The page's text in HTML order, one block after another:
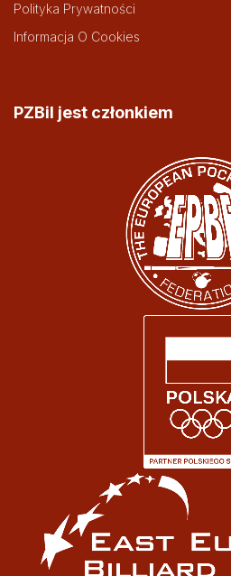
Polityka Prywatności
Informacja O Cookies
PZBil jest członkiem